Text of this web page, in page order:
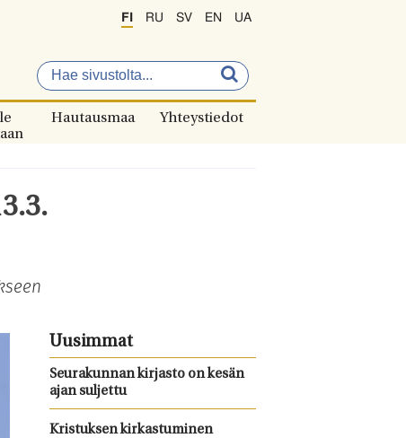
FI RU SV EN UA
Hautausmaa Yhteystiedot
Uusimmat
Seurakunnan kirjasto on kesän
ajan suljettu
Kristuksen kirkastuminen